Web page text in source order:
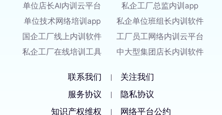
单位店长AI内训云平台
私企工厂总监内训app
单位技术网络培训app
私企单位班组长内训软件
国企工厂线上内训软件
工厂员工网络内训云平台
私企工厂在线培训工具
中大型集团店长内训软件
联系我们 |
关注我们
服务协议
|
隐私协议
知识产权维权
| 网络平台公约